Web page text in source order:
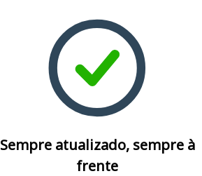
Sempre atualizado, sempre à
frente